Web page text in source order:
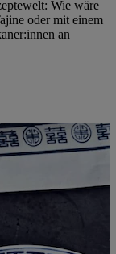
Wie wäre
oder mit einem
an